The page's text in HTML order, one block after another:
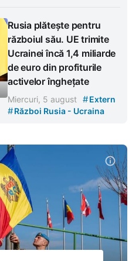
Rusia plătește pentru
războiul său. UE trimite
Ucrainei încă 1,4 miliarde
de euro din profiturile
activelor înghețate
Miercuri, 5 august #Extern
#Război Rusia - Ucraina